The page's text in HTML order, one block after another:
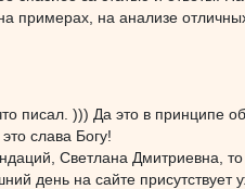
примерах, на анализе
писал. ))) Да это в принципе
слава Богу!
Светлана Дмитриевна,
день на сайте